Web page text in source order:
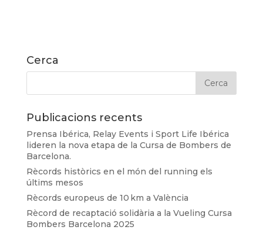
Cerca
Publicacions recents
Prensa Ibérica, Relay Events i Sport Life Ibérica
lideren la nova etapa de la Cursa de Bombers de
Barcelona.
Rècords històrics en el món del running els
últims mesos
Rècords europeus de 10 km a València
Rècord de recaptació solidària a la Vueling Cursa
Bombers Barcelona 2025